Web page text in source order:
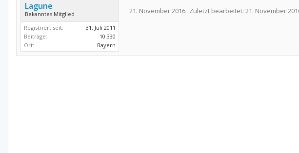
Lagune
Bekanntes Mitglied
Registriert seit:
31. Juli 2011
Beiträge:
10.330
Ort:
Bayern
21. November 2016 Zuletzt bearbeitet: 21. November